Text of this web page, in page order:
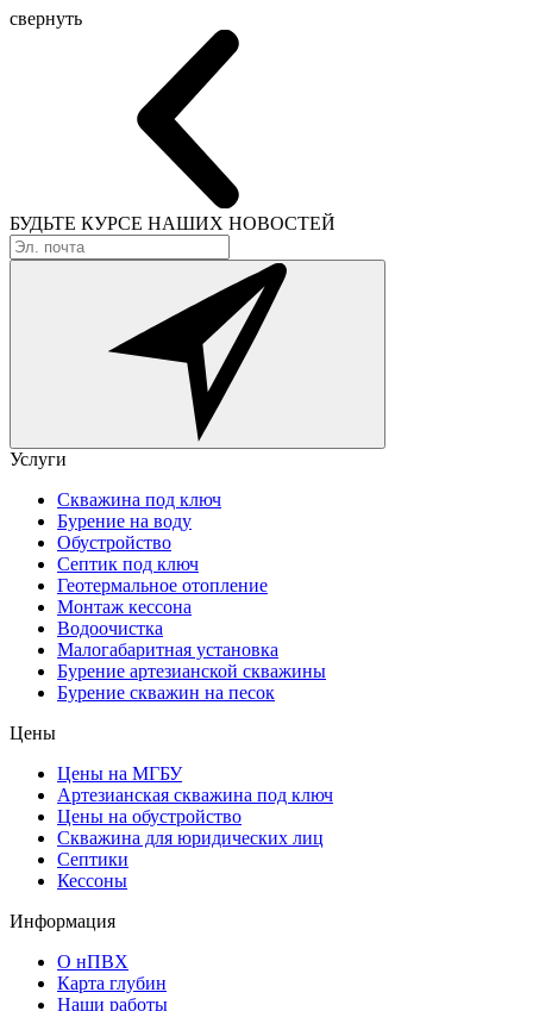
свернуть
БУДЬТЕ КУРСЕ НАШИХ НОВОСТЕЙ
Услуги
Скважина под ключ
Бурение на воду
Обустройство
Септик под ключ
Геотермальное отопление
Монтаж кессона
Водоочистка
Малогабаритная установка
Бурение артезианской скважины
Бурение скважин на песок
Цены
Цены на МГБУ
Артезианская скважина под ключ
Цены на обустройство
Скважина для юридических лиц
Септики
Кессоны
Информация
О нПВХ
Карта глубин
Наши работы